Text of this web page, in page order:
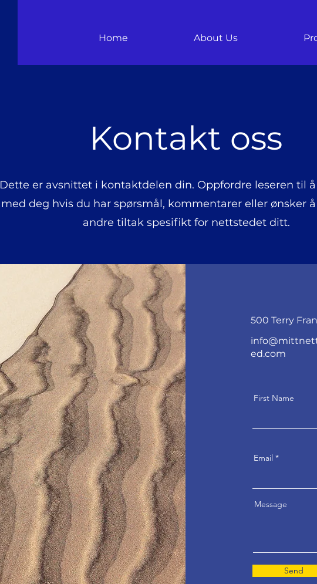
Home About Us
Kontakt oss
Dette er avsnittet i kontaktdelen din. Oppfordre leseren til
med deg hvis du har spørsmål, kommentarer eller ønsker
andre tiltak spesifikt for nettstedet ditt.
500 Terry
ed.com
First Name
Email
Message
Send